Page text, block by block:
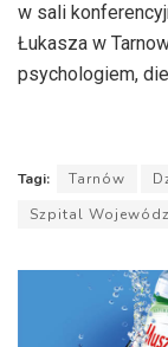
w sali
Łukasza w
psychologiem,
Tagi: Tarnów
Szpital